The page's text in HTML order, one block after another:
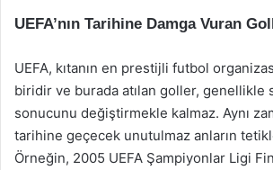
UEFA’nın Tarihine Damga Vuran
UEFA, kıtanın en prestijli futbol
biridir ve burada atılan goller, genellikle
sonucunu değiştirmekle kalmaz. Aynı
tarihine geçecek unutulmaz anların
Örneğin, 2005 UEFA Şampiyonlar Ligi